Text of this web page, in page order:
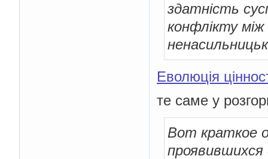
здатність
конфлікту
Еволюція
те саме у
Вот краткое